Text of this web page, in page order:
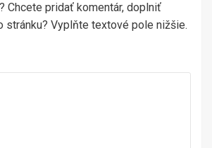
Chcete pridať komentár, doplniť
stránku? Vyplňte textové pole nižšie.